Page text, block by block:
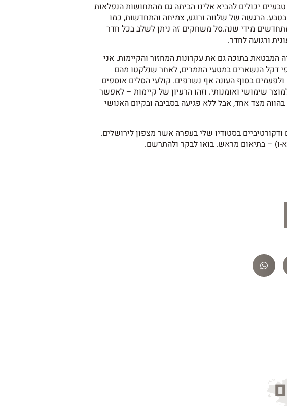
יכולים להביא אלינו הביתה גם מהתחושות הנפלאות
הרגשה של שלווה ורוגע, צמיחה והתחדשות, כמו
מידי שנה.סל משחקים זה ניתן לשלב בכל חדר
ורגועה לחדר.
המבטאת בתוכה גם את עקרונות המחזור והקיימות. אני
דקל הנשארים במטעי התמרים, לאחר שנלקטו מהם
בסוף העונה אף נשרפים. קולעי הסלים אוספים
שימושי ואומנותי. וזהו הרעיון של קיימות – לאפשר
מצד אחד, אבל ללא פגיעה בסביבה ובקיום האנושי
ודקורטיביים בסטודיו שלי בעפרה אשר מצפון לירושלים.
ו) – בתיאום מראש. בואו לבקר ולהתרשם.